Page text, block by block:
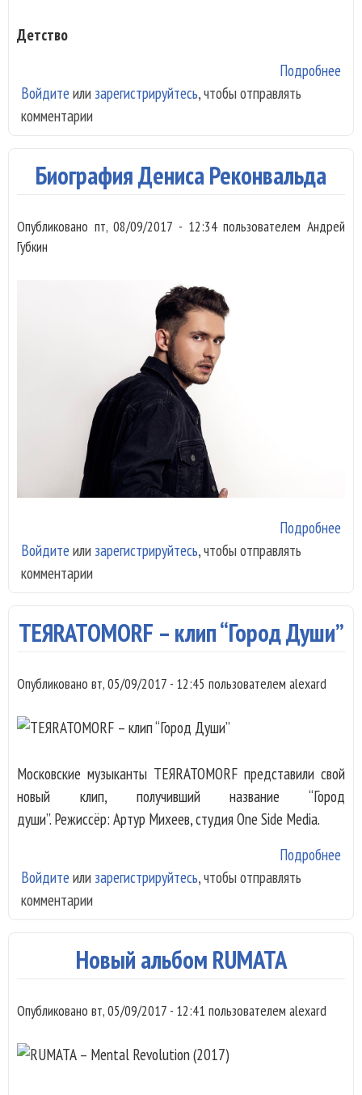
Детство
Подробнее
Войдите или зарегистрируйтесь, чтобы отправлять
комментарии
Биография Дениса Реконвальда
Опубликовано пт, 08/09/2017 - 12:34пользователемАндрей
Губкин
Подробнее
Войдите или зарегистрируйтесь, чтобы отправлять
комментарии
TEЯRATOMORF – клип “Город Души”
Опубликовано вт, 05/09/2017 - 12:45 пользователем alexard
Московские музыканты TEЯRATOMORF представили свой
новый клип, получивший название “Город
души”. Режиссёр: Артур Михеев, студия One Side Media.
Подробнее
Войдите или зарегистрируйтесь, чтобы отправлять
комментарии
Новый альбом RUMATA
Опубликовано вт, 05/09/2017 - 12:41 пользователем alexard